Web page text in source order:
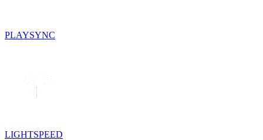
PLAYSYNC
LIGHTSPEED